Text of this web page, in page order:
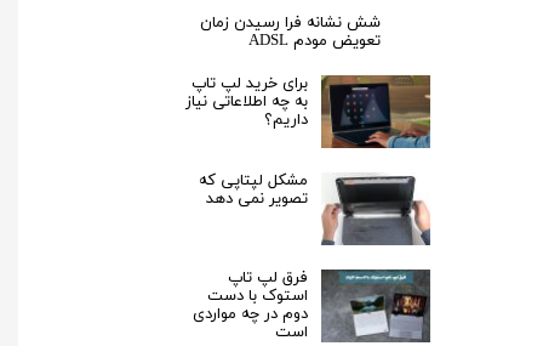
شش نشانه فرا رسیدن زمان
تعویض مودم ADSL
برای خرید لپ تاپ
به چه اطلاعاتی نیاز
داریم؟
مشکل لپتاپی که
تصویر نمی دهد
فرق لپ‌ تاپ
استوک با دست
دوم در چه مواردی
است